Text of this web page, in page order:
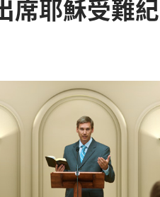
席耶穌受難紀